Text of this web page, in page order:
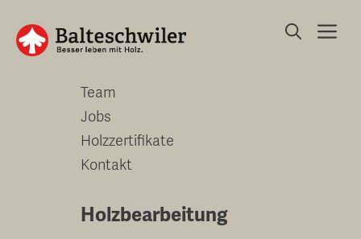
zum
Inhalt
Unternehmen
Team
Jobs
Holzzertifikate
Kontakt
Holzbearbeitung